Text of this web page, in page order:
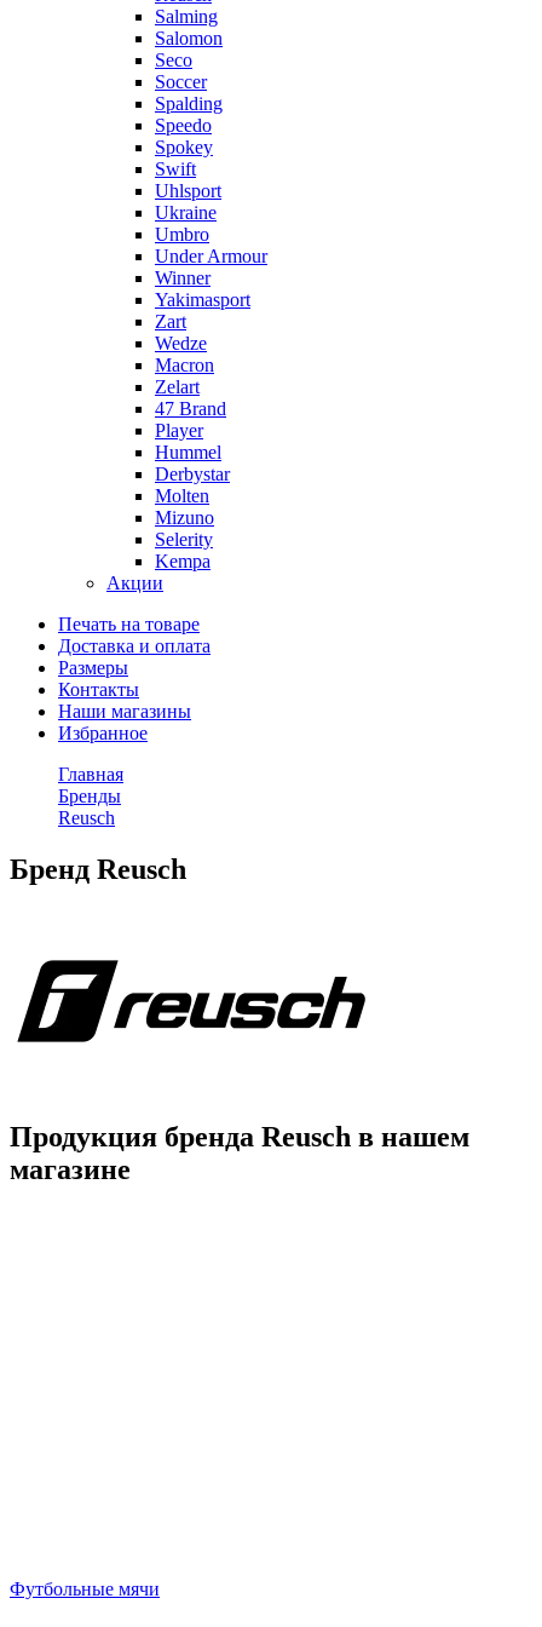
Salming
Salomon
Seco
Soccer
Spalding
Speedo
Spokey
Swift
Uhlsport
Ukraine
Umbro
Under Armour
Winner
Yakimasport
Zart
Wedze
Macron
Zelart
47 Brand
Player
Hummel
Derbystar
Molten
Mizuno
Selerity
Kempa
Акции
Печать на товаре
Доставка и оплата
Размеры
Контакты
Наши магазины
Избранное
Главная
Бренды
Reusch
Бренд Reusch
Продукция бренда Reusch в нашем
магазине
Футбольные мячи